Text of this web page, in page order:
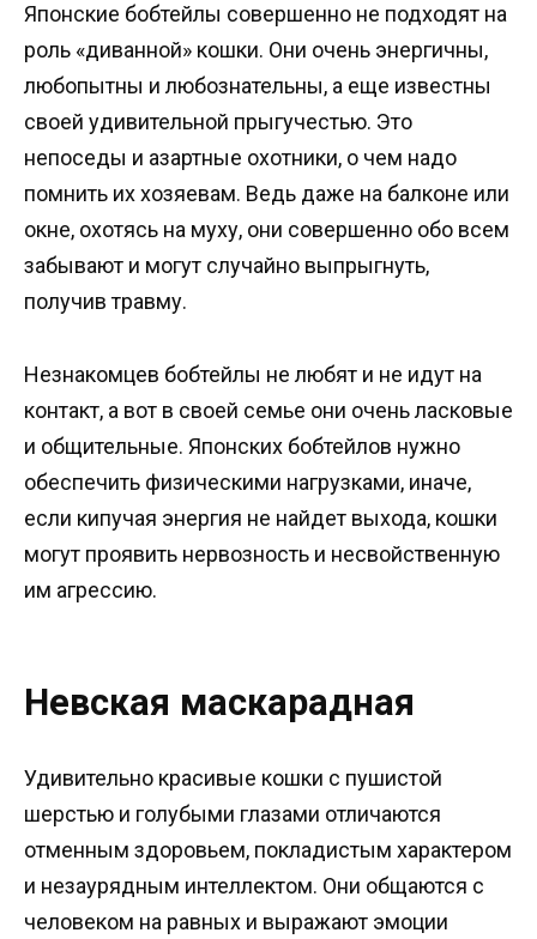
Японские бобтейлы совершенно не подходят на
роль «диванной» кошки. Они очень энергичны,
любопытны и любознательны, а еще известны
своей удивительной прыгучестью. Это
непоседы и азартные охотники, о чем надо
помнить их хозяевам. Ведь даже на балконе или
окне, охотясь на муху, они совершенно обо всем
забывают и могут случайно выпрыгнуть,
получив травму.
Незнакомцев бобтейлы не любят и не идут на
контакт, а вот в своей семье они очень ласковые
и общительные. Японских бобтейлов нужно
обеспечить физическими нагрузками, иначе,
если кипучая энергия не найдет выхода, кошки
могут проявить нервозность и несвойственную
им агрессию.
Невская маскарадная
Удивительно красивые кошки с пушистой
шерстью и голубыми глазами отличаются
отменным здоровьем, покладистым характером
и незаурядным интеллектом. Они общаются с
человеком на равных и выражают эмоции